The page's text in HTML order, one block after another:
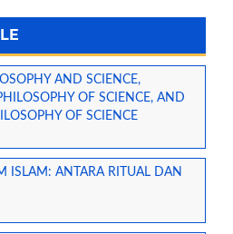
AND SCIENCE,
OF SCIENCE, AND
OF SCIENCE
ISLAM: ANTARA RITUAL DAN